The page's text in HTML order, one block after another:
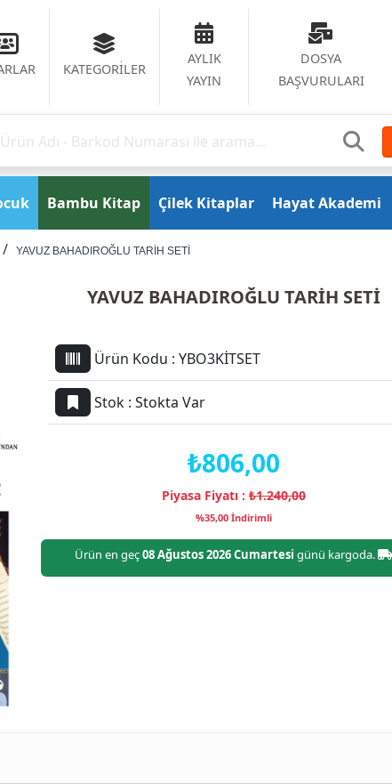
KATEGORİLER
AYLIK
YAYIN
DOSYA
BAŞVURULARI
Bambu Kitap Çilek Kitaplar Hayat Akademi
YAVUZ BAHADIROĞLU TARİH SETİ
YAVUZ BAHADIROĞLU TARİH SETİ
Ürün Kodu : YBO3KİTSET
Stok : Stokta Var
₺806,00
Piyasa Fiyatı :₺1.240,00
%35,00 İndirimli
Ürün en geç08 Ağustos 2026 Cumartesi günü kargoda.